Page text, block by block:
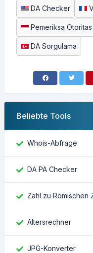
DA Checker
Pemeriksa
DA Sorgulama
Beliebte Tools
Whois-Abfrage
DA PA Checker
Zahl zu Römischen
Altersrechner
JPG-Konverter